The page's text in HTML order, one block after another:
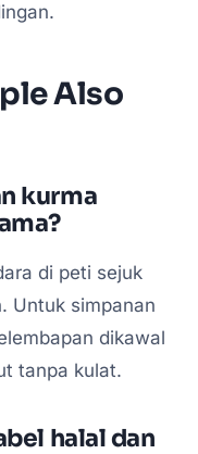
Also
kurma
di peti sejuk
Untuk simpanan
dikawal
tanpa kulat.
halal dan